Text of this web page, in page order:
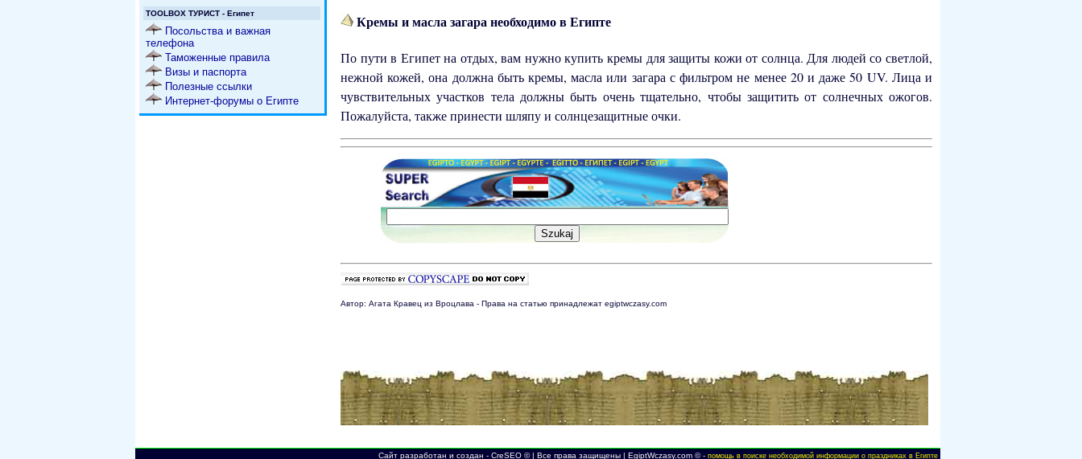
TOOLBOX ТУРИСТ - Египет
Посольства и важная
телефона
Таможенные правила
Визы и паспорта
Полезные ссылки
Интернет-форумы о Египте
Кремы и масла загара необходимо в Египте
По пути в Египет на отдых, вам нужно купить кремы для защиты кожи от солнца. Для людей со светлой,
нежной кожей, она должна быть кремы, масла или загара с фильтром не менее 20 и даже 50 UV. Лица и
чувствительных участков тела должны быть очень тщательно, чтобы защитить от солнечных ожогов.
Пожалуйста, также принести шляпу и солнцезащитные очки.
Автор: Агата Кравец из Вроцлава - Права на статью принадлежат egiptwczasy.com
Сайт разработан и создан - CreSEO © | Все права защищены | EgiptWczasy.com © - помощь в поиске необходимой информации о праздниках в Египте